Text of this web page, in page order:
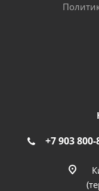
+7 903 800-